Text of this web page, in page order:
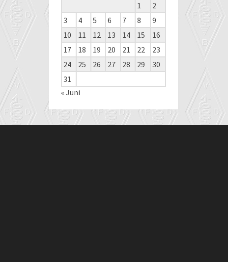
1
2
3
4 5 6 7 8
9
10
11 12 13 14 15
16
17
18 19 20 21 22
23
24
25 26 27 28 29
30
31
« Juni